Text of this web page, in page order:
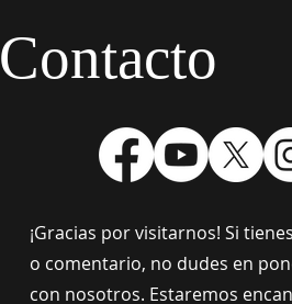
Contacto
¡Gracias por visitarnos! Si
o comentario, no dudes en
con nosotros. Estaremos